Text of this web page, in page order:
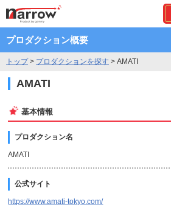
プロダクション概要
トップ> プロダクションを探す > AMATI
AMATI
基本情報
プロダクション名
AMATI
公式サイト
https://www.amati-tokyo.com/